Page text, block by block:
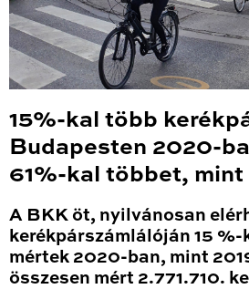
15%-kal több
Budapesten 2020-
61%-kal többet, mint
A BKK öt, nyilvánosan
kerékpárszámlálóján 15
mértek 2020-ban, mint
összesen mért 2.771.710.